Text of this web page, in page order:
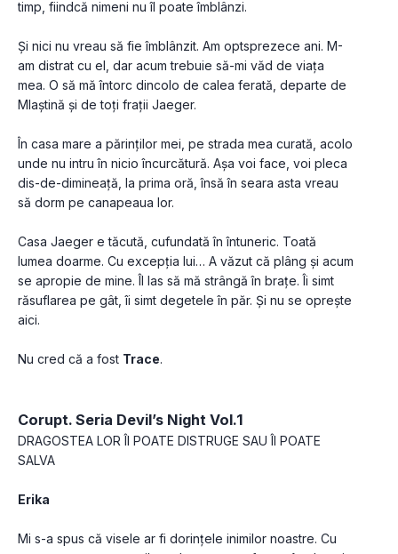
timp, fiindcă nimeni nu îl poate îmblânzi.
Și nici nu vreau să fie îmblânzit. Am optsprezece ani. M-
am distrat cu el, dar acum trebuie să-mi văd de viața
mea. O să mă întorc dincolo de calea ferată, departe de
Mlaștină și de toți frații Jaeger.
În casa mare a părinților mei, pe strada mea curată, acolo
unde nu intru în nicio încurcătură. Așa voi face, voi pleca
dis-de-dimineață, la prima oră, însă în seara asta vreau
să dorm pe canapeaua lor.
Casa Jaeger e tăcută, cufundată în întuneric. Toată
lumea doarme. Cu excepția lui… A văzut că plâng și acum
se apropie de mine. Îl las să mă strângă în brațe. Îi simt
răsuflarea pe gât, îi simt degetele în păr. Și nu se oprește
aici.
Nu cred că a fost Trace.
Corupt. Seria Devil’s Night Vol.1
DRAGOSTEA LOR ÎI POATE DISTRUGE SAU ÎI POATE
Erika
Mi s-a spus că visele ar fi dorințele inimilor noastre. Cu